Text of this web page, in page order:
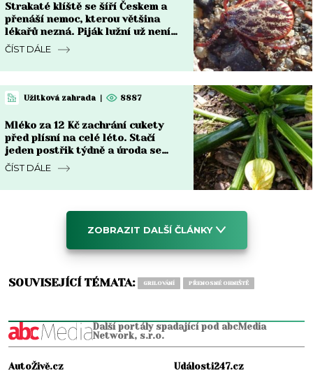
Strakaté klíště se šíří Českem a
přenáší nemoc, kterou většina
lékařů nezná. Piják lužní už není
jen na Moravě
ČÍST DÁLE
Užitková zahrada | 8887
Mléko za 12 Kč zachrání cukety
před plísní na celé léto. Stačí
jeden postřik týdně a úroda se
zdvojnásobí
ČÍST DÁLE
ZOBRAZIT DALŠÍ ČLÁNKY
SOUVISEJÍCÍ TÉMATA: GRILOVÁNÍ PŘENOSNÉ OHNIŠTĚ
Další portály spadající pod abcMedia
Network, s.r.o.
AutoŽivě.cz
Události247.cz